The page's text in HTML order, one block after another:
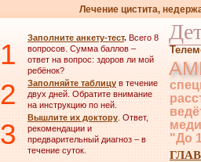
Лечение цистита,
1 Заполните анкету-тест. Всего 8
вопросов. Сумма баллов –
ответ на вопрос: здоров ли мой
ребёнок?
2 Заполняйте таблицу в течение
двух дней. Обратите внимание
на инструкцию по ней.
3 Вышлите их доктору. Ответ,
рекомендации и
предварительный диагноз – в
течение суток.
"До